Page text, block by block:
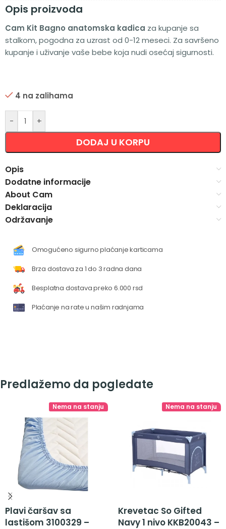
Opis proizvoda
Cam Kit Bagno anatomska kadica za kupanje sa
stalkom, pogodna za uzrast od 0-12 meseci. Za savršeno
kupanje i uživanje vaše bebe koja nudi osećaj sigurnosti.
4 na zalihama
- +
DODAJ U KORPU
Alternative:
Opis
Dodatne informacije
About Cam
Deklaracija
Održavanje
Omogućeno sigurno plaćanje karticama
Brza dostava za 1 do 3 radna dana
Besplatna dostava preko 6.000 rsd
Plaćanje na rate u našim radnjama
Predlažemo da pogledate
Nema na stanju
Plavi čaršav sa
lastišom 3100329 –
Nema na stanju
Krevetac So Gifted
Navy 1 nivo KKB20043 –